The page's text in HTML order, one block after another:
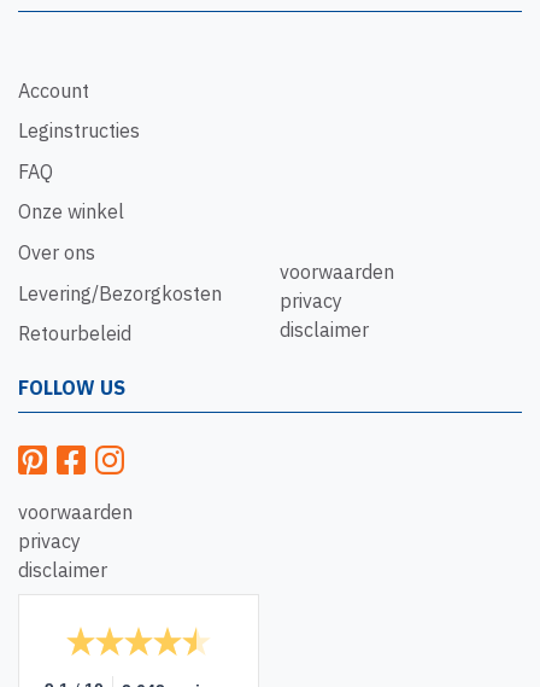
Account
Leginstructies
FAQ
Onze winkel
Over ons
Levering/Bezorgkosten
Retourbeleid
voorwaarden
privacy
disclaimer
FOLLOW US
voorwaarden
privacy
disclaimer